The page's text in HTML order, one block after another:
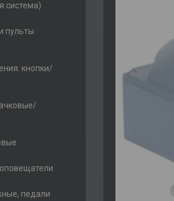
система)
пульты
кнопки/
педали